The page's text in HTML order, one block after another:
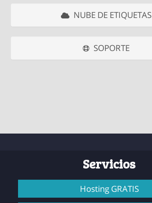
NUBE DE ETIQUETAS
SOPORTE
Servicios
Hosting GRATIS